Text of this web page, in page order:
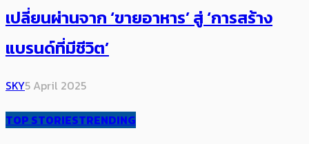
เปลี่ยนผ่านจาก ‘ขายอาหาร’ สู่ ‘การสร้าง
แบรนด์ที่มีชีวิต’
SKY5 April 2025
TOP STORIESTRENDING